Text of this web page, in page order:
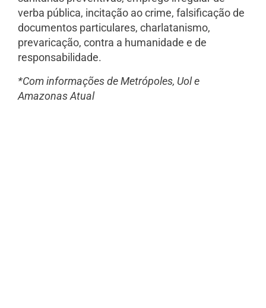
verba pública, incitação ao crime, falsificação de
documentos particulares, charlatanismo,
prevaricação, contra a humanidade e de
responsabilidade.
*Com informações de Metrópoles, Uol e
Amazonas Atual